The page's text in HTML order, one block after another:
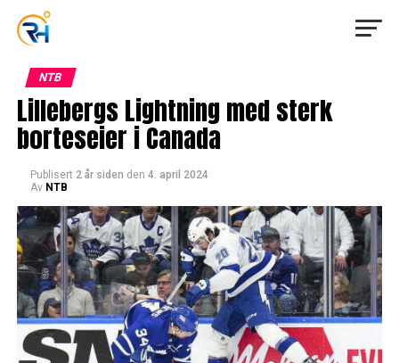
NTB
Lillebergs Lightning med sterk
borteseier i Canada
Publisert 2 år siden den 4. april 2024
Av NTB